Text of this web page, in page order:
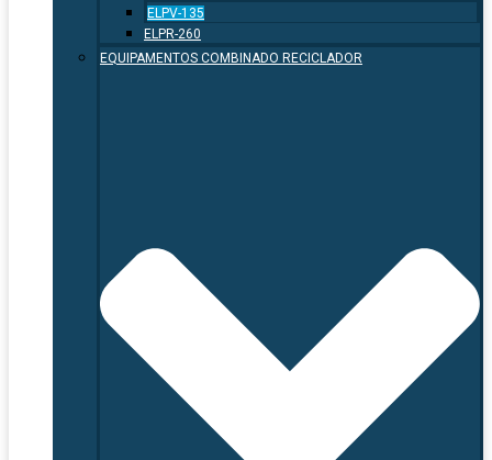
ELPV-135
ELPR-260
EQUIPAMENTOS COMBINADO RECICLADOR